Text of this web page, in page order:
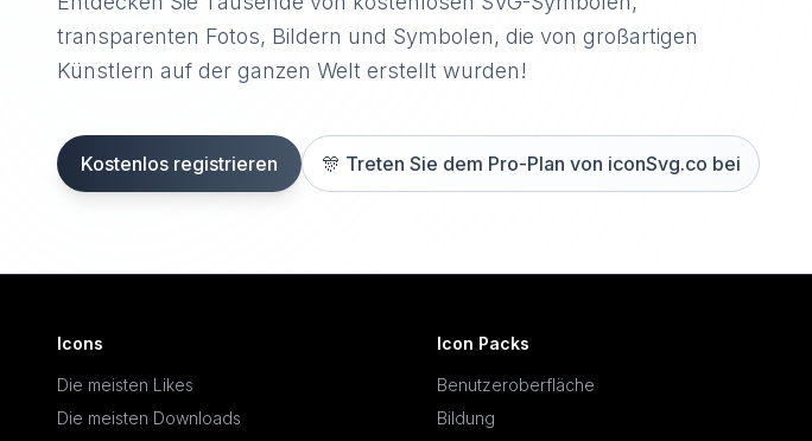
transparenten Fotos, Bildern und Symbolen, die von großartigen
Künstlern auf der ganzen Welt erstellt wurden!
Kostenlos registrieren 🎊 Treten Sie dem Pro-Plan von iconSvg.co bei
Icons
Die meisten Likes
Die meisten Downloads
Icon Packs
Benutzeroberfläche
Bildung